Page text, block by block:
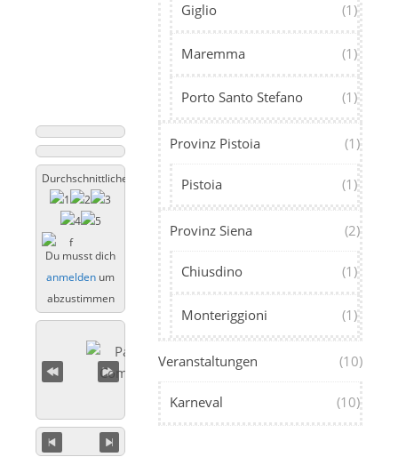
Durchschnittliche Bewertung
Du musst dich
anmelden um
abzustimmen
Giglio (1)
Maremma (1)
Porto Santo Stefano (1)
Provinz Pistoia (1)
Pistoia (1)
Provinz Siena (2)
Chiusdino (1)
Monteriggioni (1)
Veranstaltungen (10)
Karneval (10)